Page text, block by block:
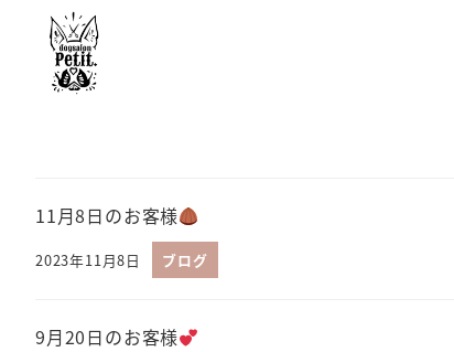
11月8日のお客様
2023年11月8日 ブログ
9月20日のお客様